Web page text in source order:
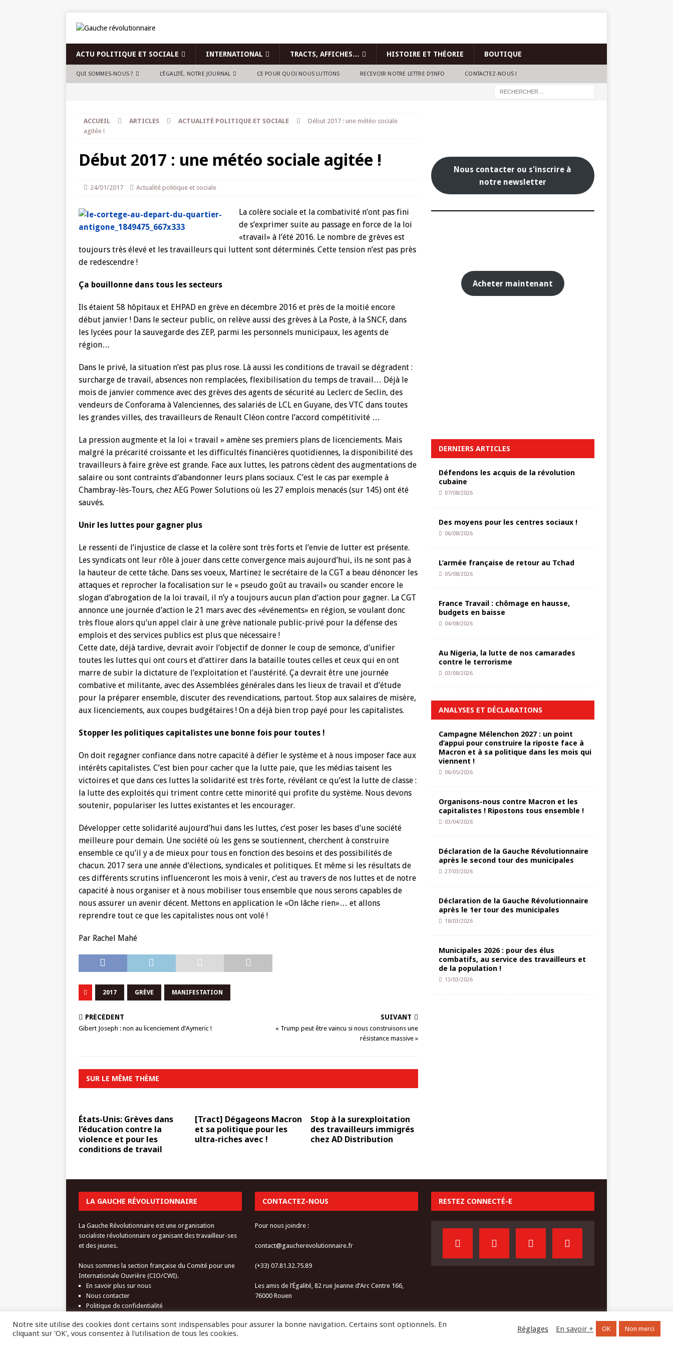
ACTU POLITIQUE ET SOCIALE INTERNATIONAL TRACTS, AFFICHES… HISTOIRE ET THÉORIE BOUTIQUE
QUI SOMMES-NOUS ? L’ÉGALITÉ, NOTRE JOURNAL CE POUR QUOI NOUS LUTTONS RECEVOIR NOTRE LETTRE D’INFO CONTACTEZ-NOUS !
ACCUEIL ARTICLES ACTUALITÉ POLITIQUE ET SOCIALE
Début 2017 : une météo sociale
agitée !
Début 2017 : une météo sociale agitée !
24/01/2017 Actualité politique et sociale
La colère sociale et la combativité n’ont pas fini
de s’exprimer suite au passage en force de la loi
«travail» à l’été 2016. Le nombre de grèves est
toujours très élevé et les travailleurs qui luttent sont déterminés. Cette tension n’est pas près
de redescendre !
Ça bouillonne dans tous les secteurs
Ils étaient 58 hôpitaux et EHPAD en grève en décembre 2016 et près de la moitié encore
début janvier ! Dans le secteur public, on relève aussi des grèves à La Poste, à la SNCF, dans
les lycées pour la sauvegarde des ZEP, parmi les personnels municipaux, les agents de
région…
Dans le privé, la situation n’est pas plus rose. Là aussi les conditions de travail se dégradent :
surcharge de travail, absences non remplacées, flexibilisation du temps de travail… Déjà le
mois de janvier commence avec des grèves des agents de sécurité au Leclerc de Seclin, des
vendeurs de Conforama à Valenciennes, des salariés de LCL en Guyane, des VTC dans toutes
les grandes villes, des travailleurs de Renault Cléon contre l’accord compétitivité …
La pression augmente et la loi « travail » amène ses premiers plans de licenciements. Mais
malgré la précarité croissante et les difficultés financières quotidiennes, la disponibilité des
travailleurs à faire grève est grande. Face aux luttes, les patrons cèdent des augmentations de
salaire ou sont contraints d’abandonner leurs plans sociaux. C’est le cas par exemple à
Chambray-lès-Tours, chez AEG Power Solutions où les 27 emplois menacés (sur 145) ont été
sauvés.
Unir les luttes pour gagner plus
Le ressenti de l’injustice de classe et la colère sont très forts et l’envie de lutter est présente.
Les syndicats ont leur rôle à jouer dans cette convergence mais aujourd’hui, ils ne sont pas à
la hauteur de cette tâche. Dans ses voeux, Martinez le secrétaire de la CGT a beau dénoncer les
attaques et reprocher la focalisation sur le « pseudo goût au travail» ou scander encore le
slogan d’abrogation de la loi travail, il n’y a toujours aucun plan d’action pour gagner. La CGT
annonce une journée d’action le 21 mars avec des «événements» en région, se voulant donc
très floue alors qu’un appel clair à une grève nationale public-privé pour la défense des
emplois et des services publics est plus que nécessaire !
Cette date, déjà tardive, devrait avoir l’objectif de donner le coup de semonce, d’unifier
toutes les luttes qui ont cours et d’attirer dans la bataille toutes celles et ceux qui en ont
marre de subir la dictature de l’exploitation et l’austérité. Ça devrait être une journée
combative et militante, avec des Assemblées générales dans les lieux de travail et d’étude
pour la préparer ensemble, discuter des revendications, partout. Stop aux salaires de misère,
aux licenciements, aux coupes budgétaires ! On a déjà bien trop payé pour les capitalistes.
Stopper les politiques capitalistes une bonne fois pour toutes !
On doit regagner confiance dans notre capacité à défier le système et à nous imposer face aux
intérêts capitalistes. C’est bien pour cacher que la lutte paie, que les médias taisent les
victoires et que dans ces luttes la solidarité est très forte, révélant ce qu’est la lutte de classe :
la lutte des exploités qui triment contre cette minorité qui profite du système. Nous devons
soutenir, populariser les luttes existantes et les encourager.
Développer cette solidarité aujourd’hui dans les luttes, c’est poser les bases d’une société
meilleure pour demain. Une société où les gens se soutiennent, cherchent à construire
ensemble ce qu’il y a de mieux pour tous en fonction des besoins et des possibilités de
chacun. 2017 sera une année d’élections, syndicales et politiques. Et même si les résultats de
ces différents scrutins influenceront les mois à venir, c’est au travers de nos luttes et de notre
capacité à nous organiser et à nous mobiliser tous ensemble que nous serons capables de
nous assurer un avenir décent. Mettons en application le «On lâche rien»… et allons
reprendre tout ce que les capitalistes nous ont volé !
Par Rachel Mahé
2017 GRÈVE MANIFESTATION
PRÉCÉDENT
Gibert Joseph : non au licenciement d’Aymeric !
SUIVANT
« Trump peut être vaincu si nous construisons une
résistance massive »
SUR LE MÊME THÈME
États-Unis: Grèves dans
l’éducation contre la
violence et pour les
conditions de travail
[Tract] Dégageons Macron
et sa politique pour les
ultra-riches avec !
Stop à la surexploitation
des travailleurs immigrés
chez AD Distribution
Nous contacter ou s'inscrire à
notre newsletter
Acheter maintenant
DERNIERS ARTICLES
Défendons les acquis de la révolution
cubaine
07/08/2026
Des moyens pour les centres sociaux !
06/08/2026
L’armée française de retour au Tchad
05/08/2026
France Travail : chômage en hausse,
budgets en baisse
04/08/2026
Au Nigeria, la lutte de nos camarades
contre le terrorisme
03/08/2026
ANALYSES ET DÉCLARATIONS
Campagne Mélenchon 2027 : un point
d’appui pour construire la riposte face à
Macron et à sa politique dans les mois qui
viennent !
06/05/2026
Organisons-nous contre Macron et les
capitalistes ! Ripostons tous ensemble !
03/04/2026
Déclaration de la Gauche Révolutionnaire
après le second tour des municipales
27/03/2026
Déclaration de la Gauche Révolutionnaire
après le 1er tour des municipales
18/03/2026
Municipales 2026 : pour des élus
combatifs, au service des travailleurs et
de la population !
13/03/2026
LA GAUCHE RÉVOLUTIONNAIRE
La Gauche Révolutionnaire est une organisation
socialiste révolutionnaire organisant des travailleur-ses
et des jeunes.
Nous sommes la section française du Comité pour une
Internationale Ouvrière (CIO/CWI).
En savoir plus sur nous
Nous contacter
Politique de confidentialité
CONTACTEZ-NOUS
Pour nous joindre :
contact@gaucherevolutionnaire.fr
(+33) 07.81.32.75.89
Les amis de l’Égalité, 82 rue Jeanne d’Arc Centre 166,
76000 Rouen
RESTEZ CONNECTÉ-E
Notre site utilise des cookies dont certains sont indispensables pour assurer la bonne navigation. Certains sont optionnels. En
cliquant sur 'OK', vous consentez à l'utilisation de tous les cookies.
Réglages En savoir + OK Non merci